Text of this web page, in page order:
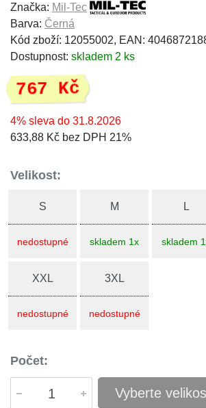
Značka: Mil-Tec
Barva: Černá
Kód zboží: 12055002, EAN:
Dostupnost: skladem 2 ks
767 Kč
4% sleva do 31.8.2026
633,88 Kč bez DPH 21%
Velikost:
S
nedostupné
M
skladem 1x
L
skladem
XXL
nedostupné
3XL
nedostupné
Počet:
Vyberte